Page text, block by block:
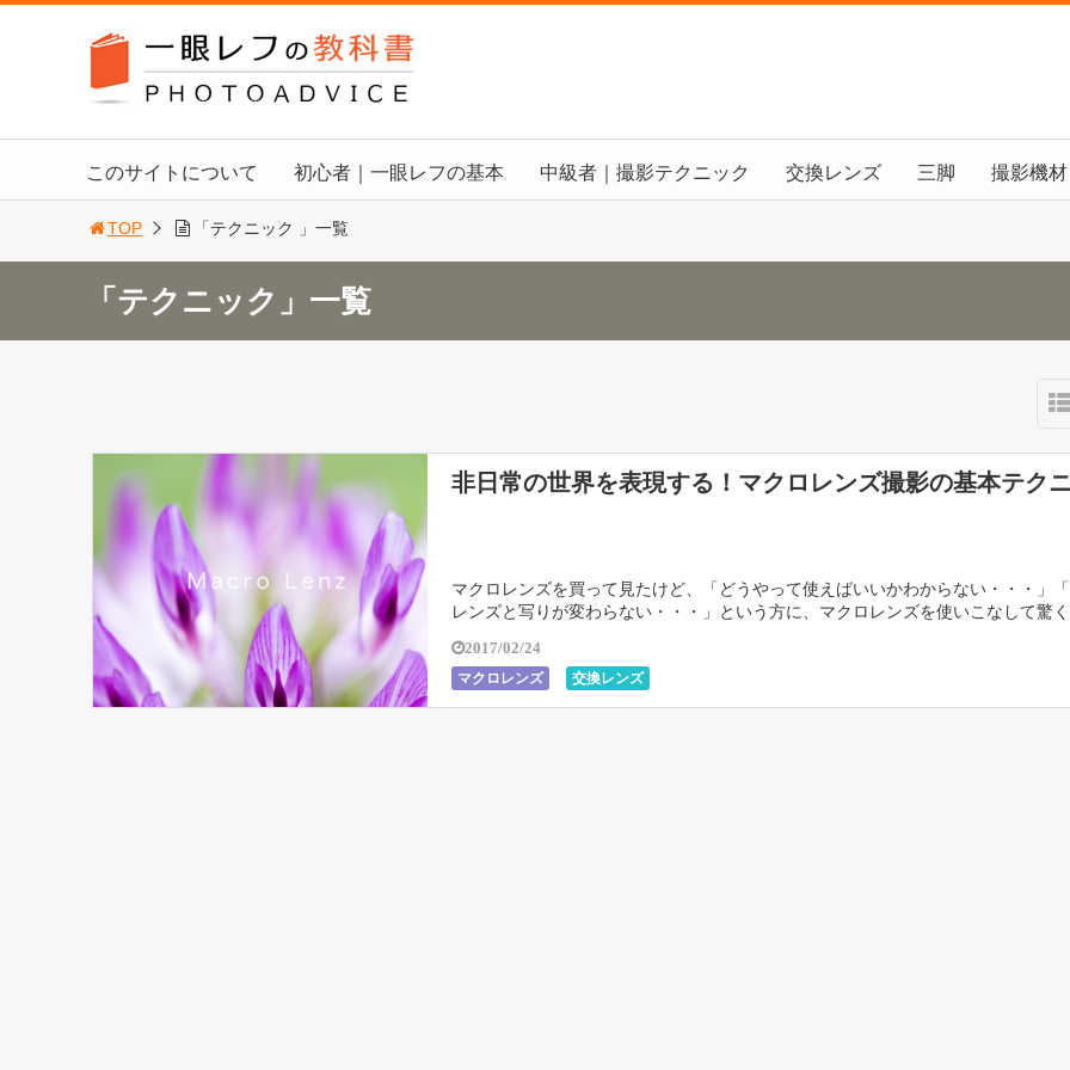
このサイトについて 初心者｜一眼レフの基本 中級者｜撮影テクニック 交換レンズ 三脚 撮影機材
TOP 「テクニック 」一覧
「テクニック」一覧
非日常の世界を表現する！マクロレンズ撮影の基本テク
マクロレンズを買って見たけど、「どうやって使えばいいかわからない・・・」
レンズと写りが変わらない・・・」という方に、マクロレンズを使いこなして驚
2017/02/24
マクロレンズ 交換レンズ